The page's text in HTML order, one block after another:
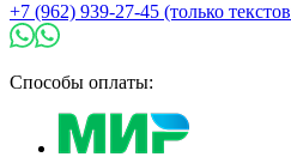
+7 (962) 939-27-45 (только
Способы оплаты: